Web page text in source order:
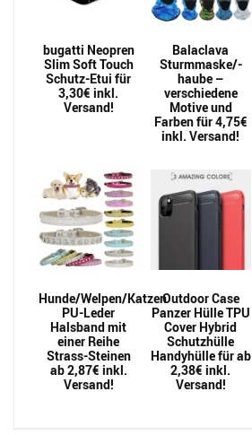
bugatti Neopren
Slim Soft Touch
Schutz-Etui für
3,30€ inkl.
Versand!
Balaclava
Sturmmaske/-
haube –
verschiedene
Motive und
Farben für 4,75€
inkl. Versand!
Hunde/Welpen/Katzen
PU-Leder
Halsband mit
einer Reihe
Strass-Steinen
ab 2,87€ inkl.
Versand!
Outdoor Case
Panzer Hülle TPU
Cover Hybrid
Schutzhülle
Handyhülle für ab
2,38€ inkl.
Versand!